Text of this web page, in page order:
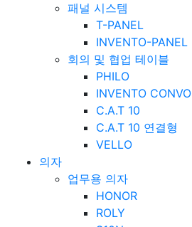
패널 시스템
T-PANEL
INVENTO-PANEL
회의 및 협업 테이블
PHILO
INVENTO CONVO
C.A.T 10
C.A.T 10 연결형
VELLO
의자
업무용 의자
HONOR
ROLY